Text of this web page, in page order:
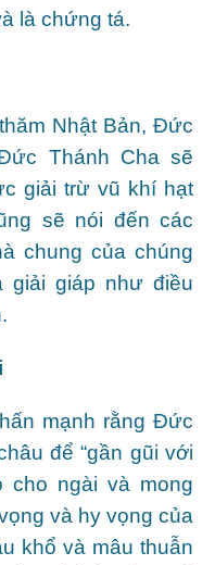
là chứng tá.
Nhật Bản, Đức
Thánh Cha sẽ
giải trừ vũ khí hạt
sẽ nói đến các
chung của chúng
giải giáp như điều
mạnh rằng Đức
để “gần gũi với
cho ngài và mong
và hy vọng của
khổ và mâu thuẫn